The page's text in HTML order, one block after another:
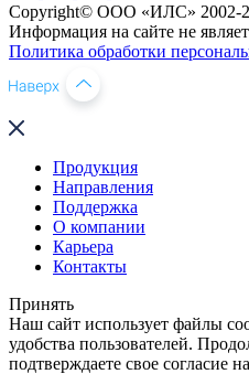
Copyright© ООО «ИЛС» 2002-
Информация на сайте не
Политика обработки
Продукция
Направления
Поддержка
О компании
Карьера
Контакты
Принять
Наш сайт использует файлы
удобства пользователей.
подтверждаете свое согласие